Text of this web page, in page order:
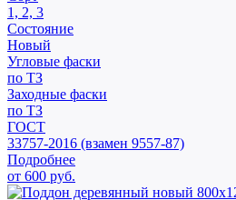
1, 2, 3
Состояние
Новый
Угловые фаски
по ТЗ
Заходные фаски
по ТЗ
ГОСТ
33757-2016 (взамен 9557-87)
Подробнее
от 600 руб.